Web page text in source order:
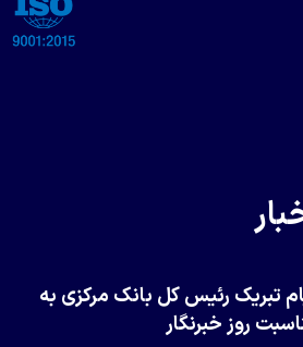
تبریک رئیس کل بانک مرکزی به
روز خبرنگار